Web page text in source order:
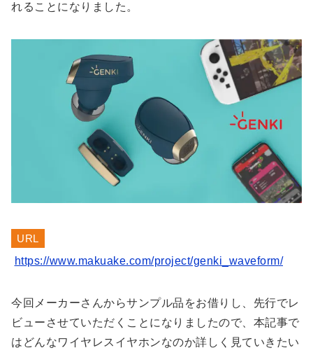
れることになりました。
URL
https://www.makuake.com/project/genki_waveform/
今回メーカーさんからサンプル品をお借りし、先行でレ
ビューさせていただくことになりましたので、本記事で
はどんなワイヤレスイヤホンなのか詳しく見ていきたい